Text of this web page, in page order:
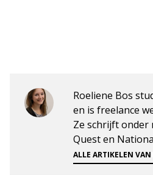
Roeliene Bos
en is freelance
Ze schrijft onder
Quest en
ALLE ARTIKELEN